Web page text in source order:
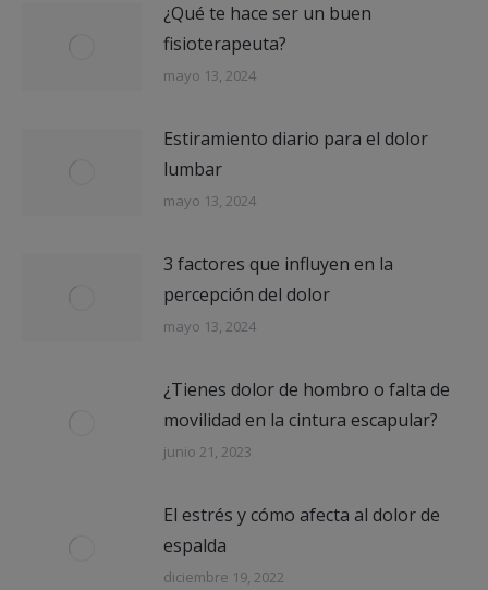
¿Qué te hace ser un buen
fisioterapeuta?
mayo 13, 2024
Estiramiento diario para el dolor
lumbar
mayo 13, 2024
3 factores que influyen en la
percepción del dolor
mayo 13, 2024
¿Tienes dolor de hombro o falta de
movilidad en la cintura escapular?
junio 21, 2023
El estrés y cómo afecta al dolor de
espalda
diciembre 19, 2022